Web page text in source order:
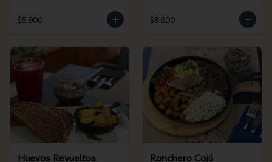
$5.900 $8.600
Huevos Revueltos
Ranchero Cajú